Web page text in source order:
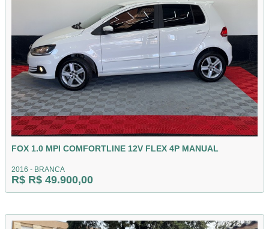
FOX 1.0 MPI COMFORTLINE 12V FLEX 4P MANUAL
2016 - BRANCA
R$ R$ 49.900,00